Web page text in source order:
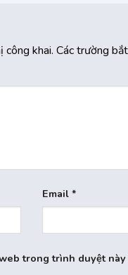
công khai. Các trường
Email*
trong trình duyệt